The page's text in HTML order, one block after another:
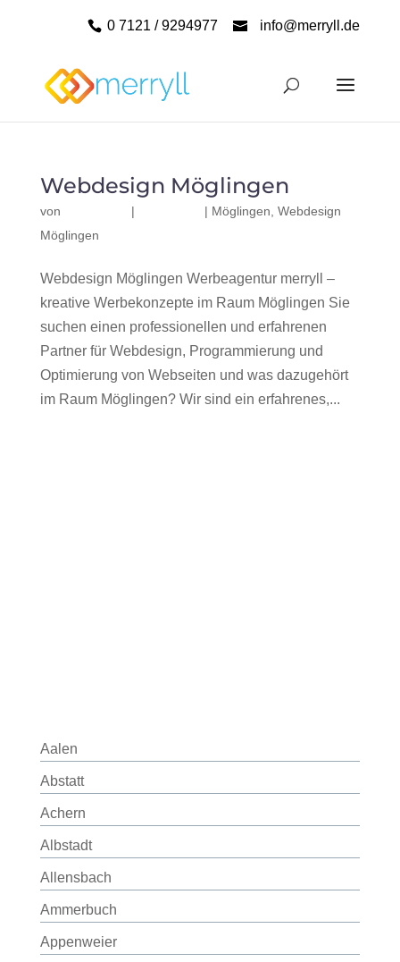
0 7121 / 9294977 info@merryll.de
Webdesign Möglingen
von | | Möglingen Webdesign
Möglingen
Webdesign Möglingen Werbeagentur merryll –
kreative Werbekonzepte im Raum Möglingen Sie
suchen einen professionellen und erfahrenen
Partner für Webdesign, Programmierung und
Optimierung von Webseiten und was dazugehört
im Raum Möglingen? Wir sind ein erfahrenes,...
Aalen
Abstatt
Achern
Albstadt
Allensbach
Ammerbuch
Appenweier